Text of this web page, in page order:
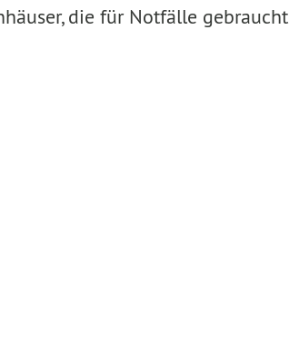
die für Notfälle gebraucht